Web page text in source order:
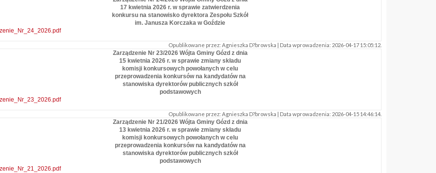
17 kwietnia 2026 r. w sprawie zatwierdzenia
konkursu na stanowisko dyrektora Zespołu Szkół
im. Janusza Korczaka w Goździe
Opublikowane przez: Agnieszka D?browska | Data wprowadzenia: 2026-04-17 15:05:12.
Zarządzenie Nr 23/2026 Wójta Gminy Gózd z dnia
15 kwietnia 2026 r. w sprawie zmiany składu
komisji konkursowych powołanych w celu
przeprowadzenia konkursów na kandydatów na
stanowiska dyrektorów publicznych szkół
podstawowych
Opublikowane przez: Agnieszka D?browska | Data wprowadzenia: 2026-04-15 14:46:14.
Zarządzenie Nr 21/2026 Wójta Gminy Gózd z dnia
13 kwietnia 2026 r. w sprawie zmiany składu
komisji konkursowych powołanych w celu
przeprowadzenia konkursów na kandydatów na
stanowiska dyrektorów publicznych szkół
podstawowych